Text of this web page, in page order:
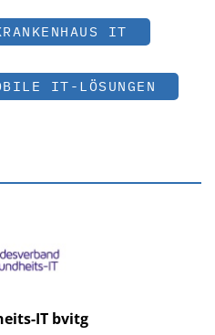
IT
IT-LÖSUNGEN
IT bvitg